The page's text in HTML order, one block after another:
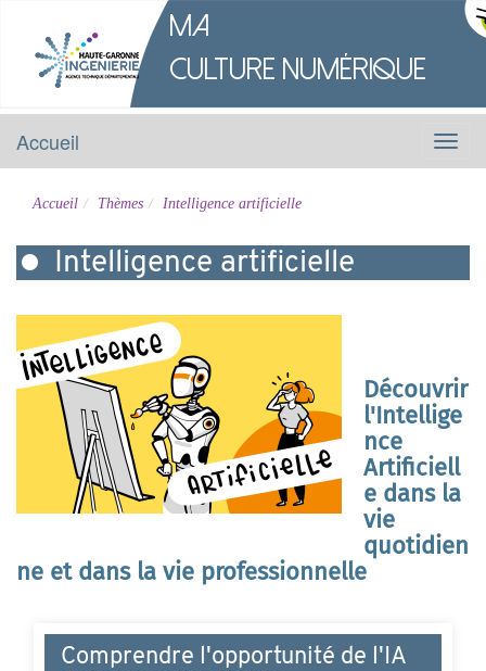
Ma
Culture Numérique
Menu
Accueil
Accueil Thèmes Intelligence artificielle
Intelligence artificielle
Découvrir
l'Intellige
nce
Artificiell
e dans la
vie
quotidien
ne et dans la vie professionnelle
Comprendre l'opportunité de l'IA